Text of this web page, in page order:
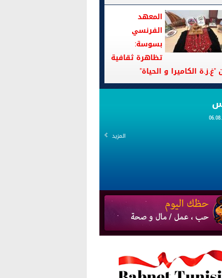
المعهد
الفرنسي
بسوسة:
تظاهرة ثقافية
"غ.ز.ة الكاميرا و الحياة"
المزيد